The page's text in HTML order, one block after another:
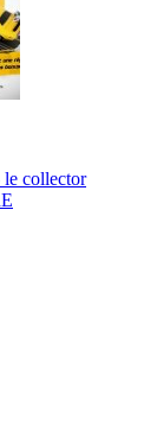
le collector